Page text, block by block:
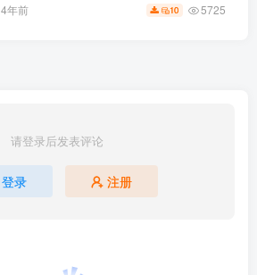
4年前 10 5725
请登录后发表评论
登录 注册